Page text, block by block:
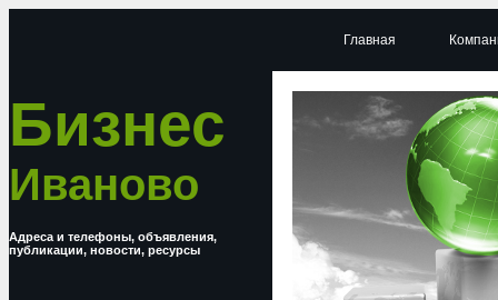
Бизнес
Иваново
Адреса и телефоны, объявления,
публикации, новости, ресурсы
Главная